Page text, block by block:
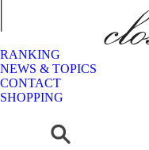
RANKING
NEWS & TOPICS
CONTACT
SHOPPING